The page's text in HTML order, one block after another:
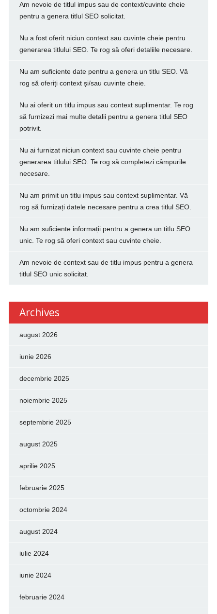
Am nevoie de titlul impus sau de context/cuvinte cheie
pentru a genera titlul SEO solicitat.
Nu a fost oferit niciun context sau cuvinte cheie pentru
generarea titlului SEO. Te rog să oferi detaliile necesare.
Nu am suficiente date pentru a genera un titlu SEO. Vă
rog să oferiți context și/sau cuvinte cheie.
Nu ai oferit un titlu impus sau context suplimentar. Te rog
să furnizezi mai multe detalii pentru a genera titlul SEO
potrivit.
Nu ai furnizat niciun context sau cuvinte cheie pentru
generarea titlului SEO. Te rog să completezi câmpurile
necesare.
Nu am primit un titlu impus sau context suplimentar. Vă
rog să furnizați datele necesare pentru a crea titlul SEO.
Nu am suficiente informații pentru a genera un titlu SEO
unic. Te rog să oferi context sau cuvinte cheie.
Am nevoie de context sau de titlu impus pentru a genera
titlul SEO unic solicitat.
Archives
august 2026
iunie 2026
decembrie 2025
noiembrie 2025
septembrie 2025
august 2025
aprilie 2025
februarie 2025
octombrie 2024
august 2024
iulie 2024
iunie 2024
februarie 2024